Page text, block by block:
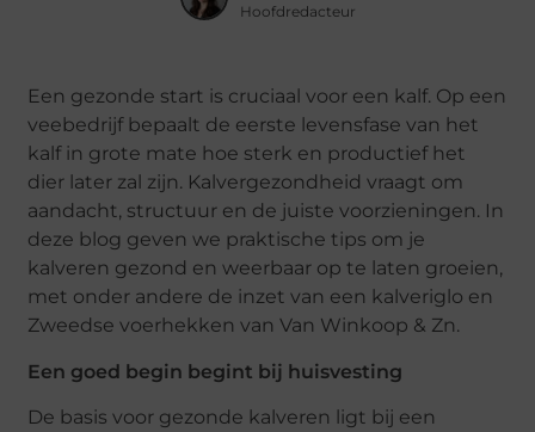
Hoofdredacteur
Een gezonde start is cruciaal voor een kalf. Op een
veebedrijf bepaalt de eerste levensfase van het
kalf in grote mate hoe sterk en productief het
dier later zal zijn. Kalvergezondheid vraagt om
aandacht, structuur en de juiste voorzieningen. In
deze blog geven we praktische tips om je
kalveren gezond en weerbaar op te laten groeien,
met onder andere de inzet van een kalveriglo en
Zweedse voerhekken van Van Winkoop & Zn.
Een goed begin begint bij huisvesting
De basis voor gezonde kalveren ligt bij een